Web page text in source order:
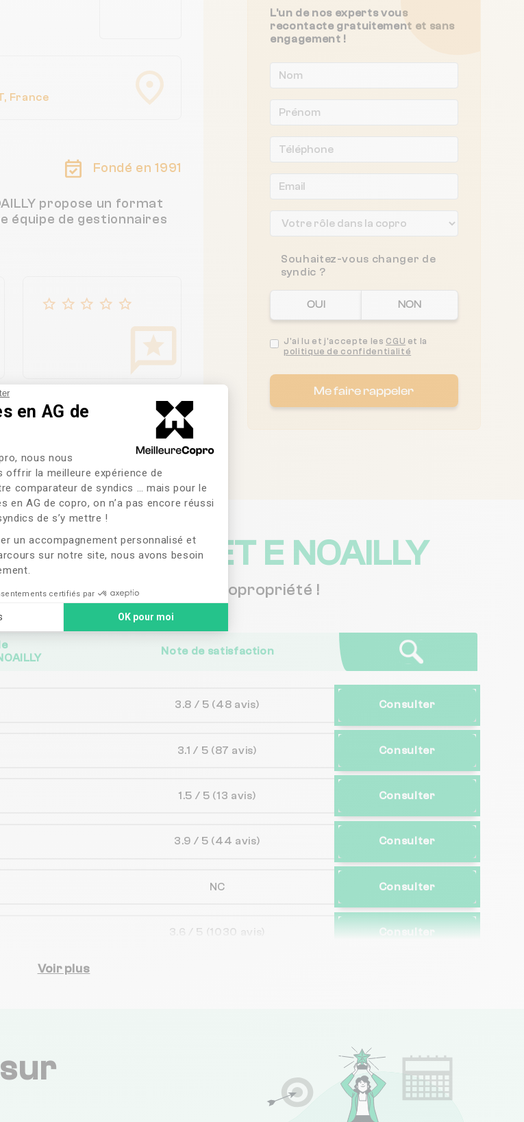
en AG de
Gestion du Consentement : Personnalisez vos Options
nous nous
offrir la meilleure expérience de
comparateur de syndics … mais pour le
en AG de copro, on n’a pas encore réussi
de s’y mettre !
un accompagnement personnalisé et
sur notre site, nous avons besoin
certifiés par
OK pour moi
Axeptio consent
France
Fondé en 1991
propose un format
équipe de gestionnaires
L'un de nos experts vous
recontacte gratuitement et sans
engagement !
Souhaitez-vous changer de
syndic ?
OUI NON
J'ai lu et j'accepte les CGU et la
politique de confidentialité
Me faire rappeler
CABINET J ET E NOAILLY
aux besoins de votre copropriété !
Note de satisfaction
3.8 / 5 (48 avis) Consulter
3.1 / 5 (87 avis) Consulter
1.5 / 5 (13 avis) Consulter
3.9 / 5 (44 avis) Consulter
NC Consulter
3.6 / 5 (1030 avis) Consulter
Consulter
Voir plus